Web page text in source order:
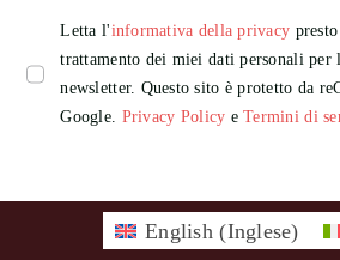
Letta l'informativa della privacy
trattamento dei miei dati personali per
newsletter. Questo sito è protetto da
Google. Privacy Policy eTermini di
English (Inglese)